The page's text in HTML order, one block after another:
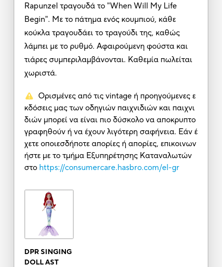
Rapunzel τραγουδά το "When Will My Life
Begin". Με το πάτημα ενός κουμπιού, κάθε
κούκλα τραγουδάει το τραγούδι της, καθώς
λάμπει με το ρυθμό. Αφαιρούμενη φούστα και
τιάρες συμπεριλαμβάνονται. Καθεμία πωλείται
χωριστά.
Ορισμένες από τις vintage ή προηγούμενες ε
κδόσεις μας των οδηγιών παιχνιδιών και παιχνι
διών μπορεί να είναι πιο δύσκολο να αποκρυπτο
γραφηθούν ή να έχουν λιγότερη σαφήνεια. Εάν έ
χετε οποιεσδήποτε απορίες ή απορίες, επικοινων
ήστε με το τμήμα Εξυπηρέτησης Καταναλωτών
στο https://consumercare.hasbro.com/el-gr
DPR SINGING
DOLL AST